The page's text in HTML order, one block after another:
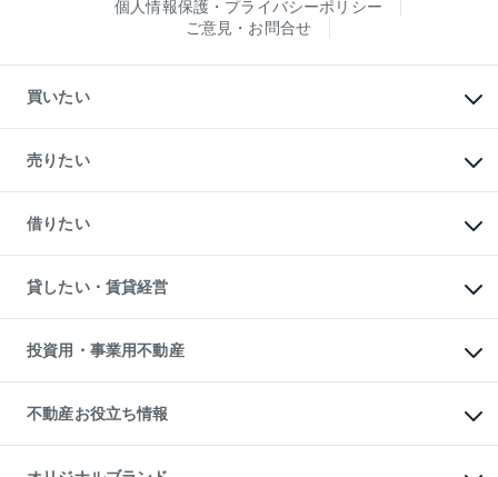
個人情報保護・プライバシーポリシー
ご意見・お問合せ
買いたい
新築・分譲マンションの購入
中古マンションの購入
一戸建ての購入
中古一戸建ての購入
不動産購入の流れ
注目キーワード物件特集
購入ガイド
English 繁体中文簡体中文
売りたい
一戸建ての売却・査定
土地の売却・査定
スピードAI査定
不動産査定について
不動産売却の流れ
不動産買換えの流れ
売却ガイド
借りたい
オフィス・店舗の賃貸
借りるときの流れ
借りるガイド
貸したい・賃貸経営
マンション賃料データ
賃貸管理プラン
リロケーションについて
貸すガイド
投資用・事業用不動産
事業用不動産
マンション投資
投資用マンション
不動産お役立ち情報
マンションライブラリー